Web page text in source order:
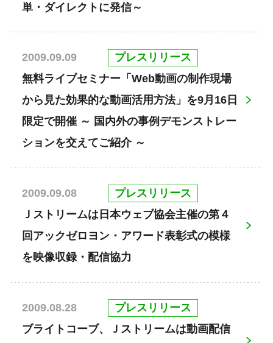
単・ダイレクトに発信～
2009.09.09
プレスリリース
無料ライブセミナー「Web動画の制作現場
から見た効果的な動画活用方法」を9月16日
限定で開催 ～ 国内外の事例デモンストレー
ションを交えてご紹介 ～
2009.09.08
プレスリリース
Ｊストリームは日本ウェブ協会主催の第４
回アックゼロヨン・アワード表彰式の模様
を映像収録・配信協力
2009.08.28
プレスリリース
ブライトコーブ、Ｊストリームは動画配信